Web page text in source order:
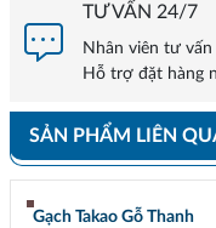
TƯ VẤN 24/7
Nhân viên tư
Hỗ trợ đặt hàng
SẢN PHẨM LIÊN
Gạch Takao Gỗ Thanh